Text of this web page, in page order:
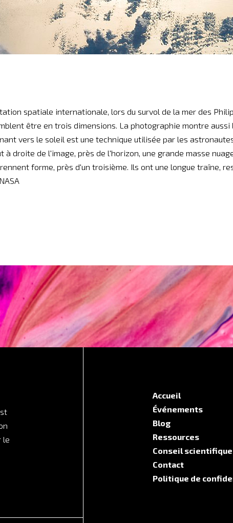
spatiale internationale, lors du survol de la mer des
être en trois dimensions. La photographie montre aussi
vers le soleil est une technique utilisée par les
droite de l'image, près de l'horizon, une grande masse
forme, près d'un troisième. Ils ont une longue traîne,
le
Accueil
Événements
Blog
Ressources
Conseil scientifique
Contact
Politique de